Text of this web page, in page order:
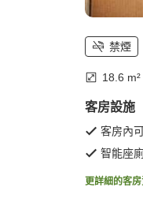
禁煙
18.6 m²
客房設施
客房內
智能座
更詳細的客